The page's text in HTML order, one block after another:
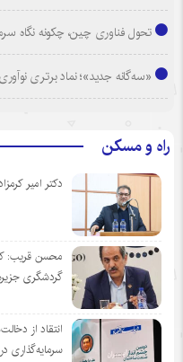
تحول فناوری چین، چکونه نگاه
«سه‌گانه جدید»؛ نماد برتری
راه و مسکن
دکتر امیر
محسن قریب:
گردشگری
انتقاد از
سرمایه‌گذاری